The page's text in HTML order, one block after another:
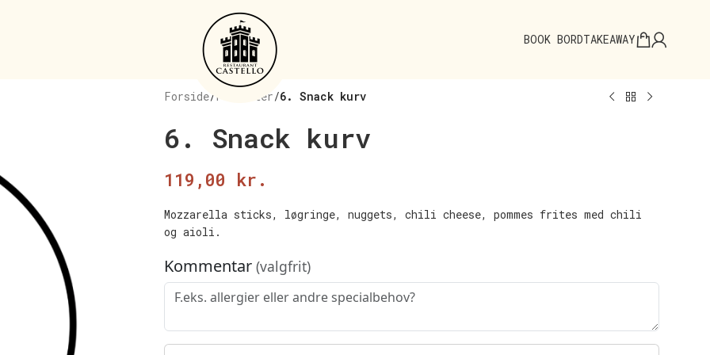
BOOK BORDTAKEAWAY
Forside/Forretter/6. Snack kurv
6. Snack kurv
119,00 kr.
Mozzarella sticks, løgringe, nuggets, chili cheese, pommes frites med chili
og aioli.